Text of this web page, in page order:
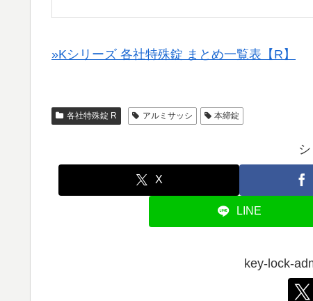
»Kシリーズ 各社特殊錠 まとめ一覧表【R】
各社特殊錠 R アルミサッシ 本締錠
X
LINE
key-lock-